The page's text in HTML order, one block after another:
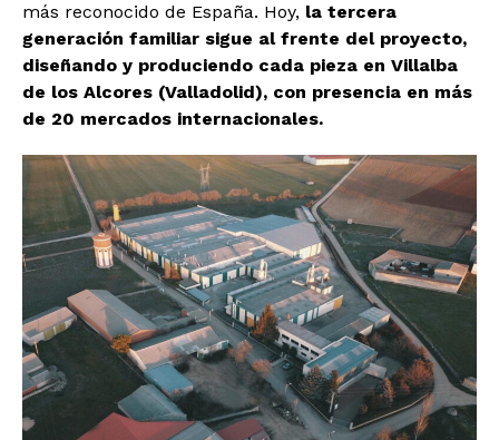
más reconocido de España. Hoy, la tercera
generación familiar sigue al frente del proyecto,
diseñando y produciendo cada pieza en Villalba
de los Alcores (Valladolid), con presencia en más
de 20 mercados internacionales.